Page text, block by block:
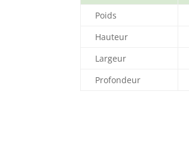
Poids
Hauteur
Largeur
Profondeur